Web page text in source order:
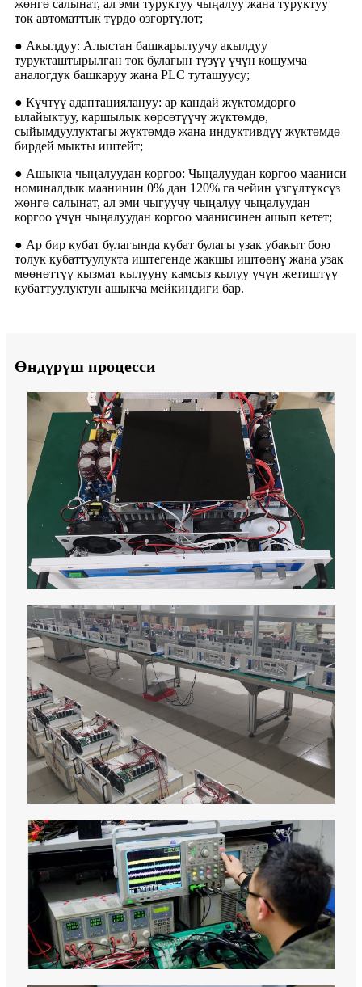
жөнгө салынат, ал эми туруктуу чыңалуу жана туруктуу
ток автоматтык түрдө өзгөртүлөт;
● Акылдуу: Алыстан башкарылуучу акылдуу
турукташтырылган ток булагын түзүү үчүн кошумча
аналогдук башкаруу жана PLC туташуусу;
● Күчтүү адаптациялануу: ар кандай жүктөмдөргө
ылайыктуу, каршылык көрсөтүүчү жүктөмдө,
сыйымдуулуктагы жүктөмдө жана индуктивдүү жүктөмдө
бирдей мыкты иштейт;
● Ашыкча чыңалуудан коргоо: Чыңалуудан коргоо мааниси
номиналдык маанинин 0% дан 120% га чейин үзгүлтүксүз
жөнгө салынат, ал эми чыгуучу чыңалуу чыңалуудан
коргоо үчүн чыңалуудан коргоо маанисинен ашып кетет;
● Ар бир кубат булагында кубат булагы узак убакыт бою
толук кубаттуулукта иштегенде жакшы иштөөнү жана узак
мөөнөттүү кызмат кылууну камсыз кылуу үчүн жетиштүү
кубаттуулуктун ашыкча мейкиндиги бар.
Өндүрүш процесси